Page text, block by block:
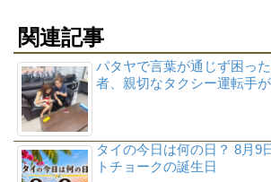
関連記事
パタヤで言葉が通じず困っ
者、親切なタクシー運転手
タイの今日は何の日？ 8月9
トチョークの誕生日